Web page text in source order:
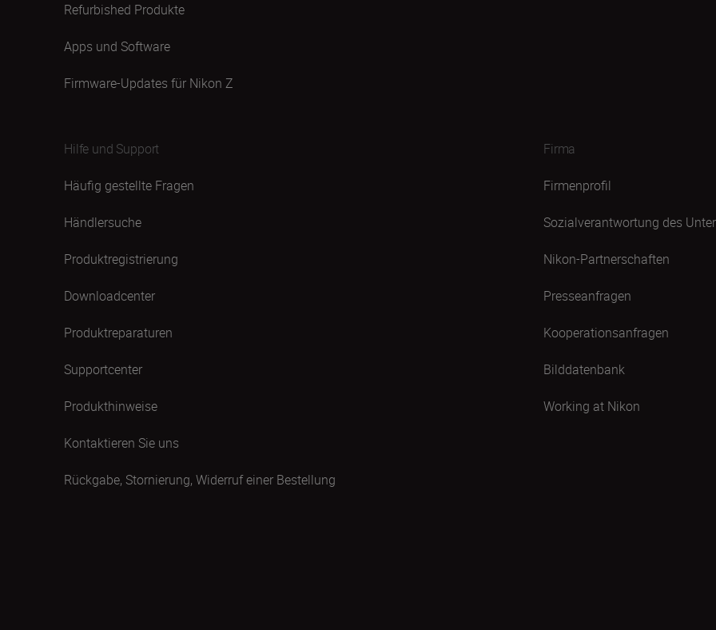
Refurbished Produkte
Apps und Software
Firmware-Updates für Nikon Z
Hilfe und Support
Häufig gestellte Fragen
Händlersuche
Produktregistrierung
Downloadcenter
Produktreparaturen
Supportcenter
Produkthinweise
Kontaktieren Sie uns
Rückgabe, Stornierung, Widerruf einer Bestellung
Firma
Firmenprofil
Sozialverantwortung des
Nikon-Partnerschaften
Presseanfragen
Kooperationsanfragen
Bilddatenbank
Working at Nikon